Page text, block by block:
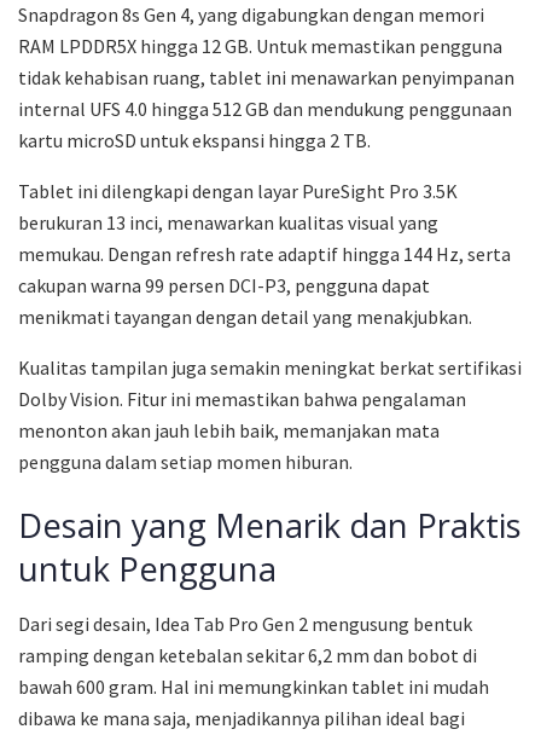
Snapdragon 8s Gen 4, yang digabungkan dengan memori
RAM LPDDR5X hingga 12 GB. Untuk memastikan pengguna
tidak kehabisan ruang, tablet ini menawarkan penyimpanan
internal UFS 4.0 hingga 512 GB dan mendukung penggunaan
kartu microSD untuk ekspansi hingga 2 TB.
Tablet ini dilengkapi dengan layar PureSight Pro 3.5K
berukuran 13 inci, menawarkan kualitas visual yang
memukau. Dengan refresh rate adaptif hingga 144 Hz, serta
cakupan warna 99 persen DCI-P3, pengguna dapat
menikmati tayangan dengan detail yang menakjubkan.
Kualitas tampilan juga semakin meningkat berkat sertifikasi
Dolby Vision. Fitur ini memastikan bahwa pengalaman
menonton akan jauh lebih baik, memanjakan mata
pengguna dalam setiap momen hiburan.
Desain yang Menarik dan Praktis
untuk Pengguna
Dari segi desain, Idea Tab Pro Gen 2 mengusung bentuk
ramping dengan ketebalan sekitar 6,2 mm dan bobot di
bawah 600 gram. Hal ini memungkinkan tablet ini mudah
dibawa ke mana saja, menjadikannya pilihan ideal bagi